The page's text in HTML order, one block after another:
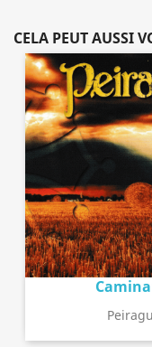
CELA PEUT AUSSI